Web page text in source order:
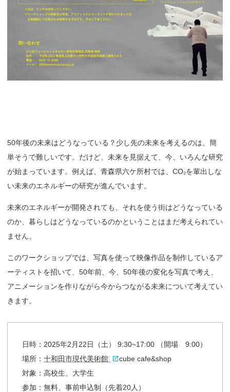
50年後の未来はどうなっている？少し先の未来を考えるのは、簡
単そうで難しいです。だけど、未来を見据えて、今、いろんな研究
が始まっています。例えば、青森県六ケ所村では、CO₂を輩出しな
い未来のエネルギーの研究が進んでいます。
未来のエネルギーが開発されても、それを使う街はどうなっている
のか、暮らしはどうなっているのかということはまだ考えられてい
ません。
このワークショップでは、写真を使って映像作品を制作しているア
ーティストを招いて、50年前、今、 50年後の変化を写真で考え、
アニメーションを作りながら今からつながる未来について考えてい
きます。
日時：2025年2月22日（土） 9:30~17:00 （開場 9:00）
場所： 十和田市現代美術館
cube cafe&shop
対象：高校生、大学生
参加：無料、事前申込制（先着20人）